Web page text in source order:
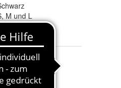
S, M und L